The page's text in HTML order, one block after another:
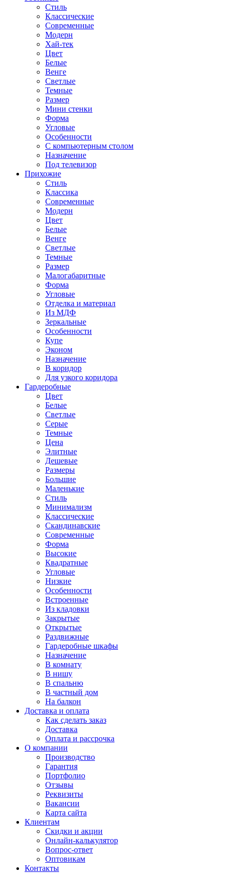
Стиль
Классические
Современные
Модерн
Хай-тек
Цвет
Белые
Венге
Светлые
Темные
Размер
Мини стенки
Форма
Угловые
Особенности
С компьютерным столом
Назначение
Под телевизор
Прихожие
Стиль
Классика
Современные
Модерн
Цвет
Белые
Венге
Светлые
Темные
Размер
Малогабаритные
Форма
Угловые
Отделка и материал
Из МДФ
Зеркальные
Особенности
Купе
Эконом
Назначение
В коридор
Для узкого коридора
Гардеробные
Цвет
Белые
Светлые
Серые
Темные
Цена
Элитные
Дешевые
Размеры
Большие
Маленькие
Стиль
Минимализм
Классические
Скандинавские
Современные
Форма
Высокие
Квадратные
Угловые
Низкие
Особенности
Встроенные
Из кладовки
Закрытые
Открытые
Раздвижные
Гардеробные шкафы
Назначение
В комнату
В нишу
В спальню
В частный дом
На балкон
Доставка и оплата
Как сделать заказ
Доставка
Оплата и рассрочка
О компании
Производство
Гарантия
Портфолио
Отзывы
Реквизиты
Вакансии
Карта сайта
Клиентам
Скидки и акции
Онлайн-калькулятор
Вопрос-ответ
Оптовикам
Контакты